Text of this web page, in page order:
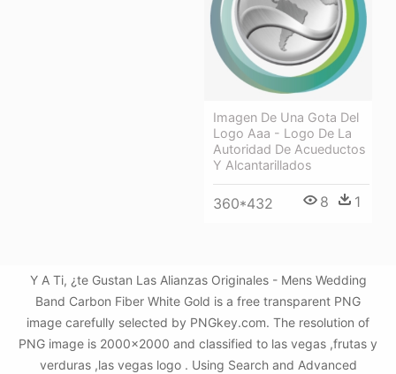
Imagen De Una Gota Del
Logo Aaa - Logo De La
Autoridad De Acueductos
Y Alcantarillados
360*432 8 1
Y A Ti, ¿te Gustan Las Alianzas Originales - Mens Wedding
Band Carbon Fiber White Gold is a free transparent PNG
image carefully selected by PNGkey.com. The resolution of
PNG image is 2000x2000 and classified to las vegas ,frutas y
verduras ,las vegas logo . Using Search and Advanced